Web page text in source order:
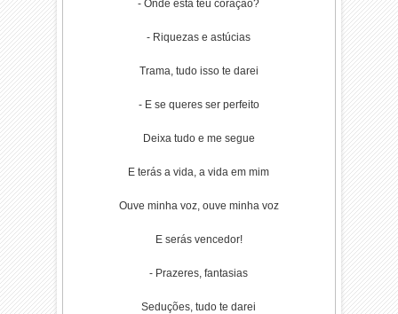
- Onde está teu coração?
- Riquezas e astúcias
Trama, tudo isso te darei
- E se queres ser perfeito
Deixa tudo e me segue
E terás a vida, a vida em mim
Ouve minha voz, ouve minha voz
E serás vencedor!
- Prazeres, fantasias
Seduções, tudo te darei